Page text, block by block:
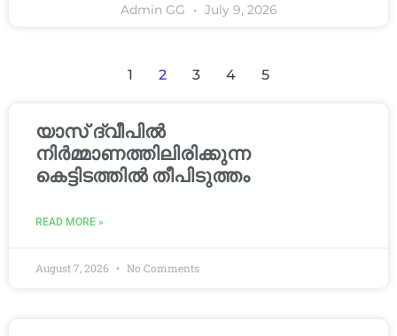
Admin GG July 9, 2026
1 2 3 4 5
യാസ് ദ്വീപിൽ
നിർമ്മാണത്തിലിരിക്കുന്ന
കെട്ടിടത്തിൽ തീപിടുത്തം
READ MORE »
August 7, 2026 No Comments